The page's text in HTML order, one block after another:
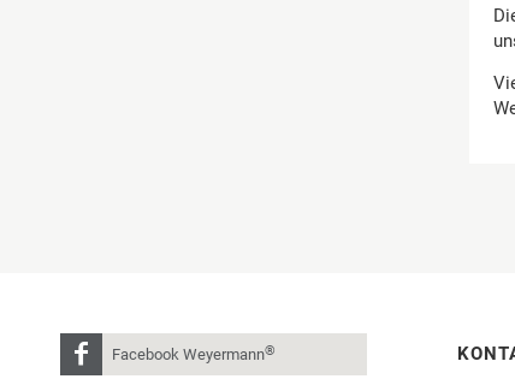
Facebook Weyermann®